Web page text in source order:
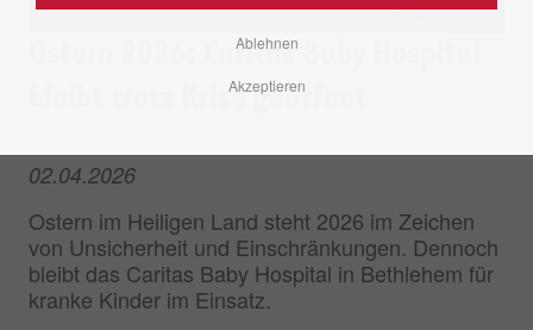
Ostern 2026: Caritas Baby Hospital
bleibt trotz Krise geöffnet
02.04.2026
Ostern im Heiligen Land steht 2026 im Zeichen
von Unsicherheit und Einschränkungen. Dennoch
bleibt das Caritas Baby Hospital in Bethlehem für
kranke Kinder im Einsatz.
Ablehnen
Akzeptieren